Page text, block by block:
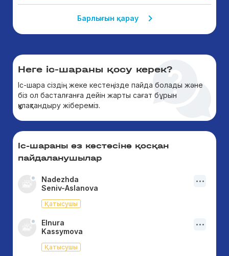
Барлығын қарау
Неге іс-шараны қосу керек?
Іс-шара сіздің жеке кестеңізде пайда болады және
біз ол басталғанға дейін жарты сағат бұрын
құлақтандыру жібереміз.
Іс-шараны өз кестесіне қосқан
пайдаланушылар
Nadezhda
Seniv-Aslanova
Қатысушы
Elnura
Kassymova
Қатысушы